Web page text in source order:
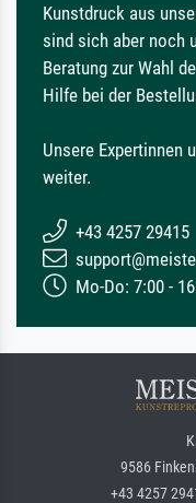
Kunstdruck aus
sind sich aber noch
Beratung zur Wahl
Hilfe bei der
Unsere Expertinnen
weiter.
+43 4257 29415
Mo-Do: 7:00 -
9586
+43 4257